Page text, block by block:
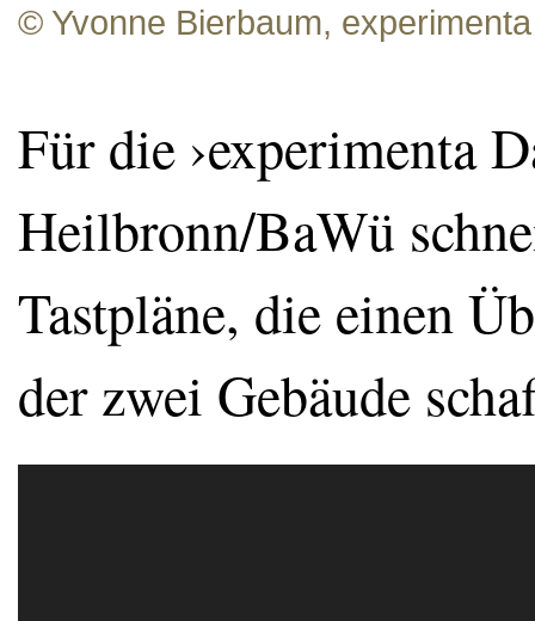
© Yvonne Bierbaum, experimenta
Für die ›experimenta
Heilbronn/BaWü
Tastpläne, die einen
der zwei Gebäude